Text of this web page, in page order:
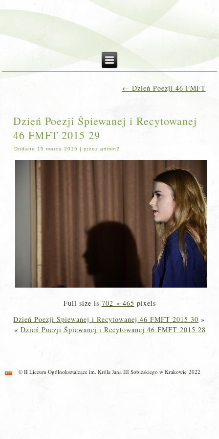
← Dzień Poezji 46 FMFT
Dzień Poezji Śpiewanej i Recytowanej
46 FMFT 2015 29
Dodane 15 marca 2015 |przez admin2
Full size is 702 × 465 pixels
Dzień Poezji Śpiewanej i Recytowanej 46 FMFT 2015 30 »
« Dzień Poezji Śpiewanej i Recytowanej 46 FMFT 2015 28
© II Liceum Ogólnokształcące im. Króla Jana III Sobieskiego w Krakowie 2022